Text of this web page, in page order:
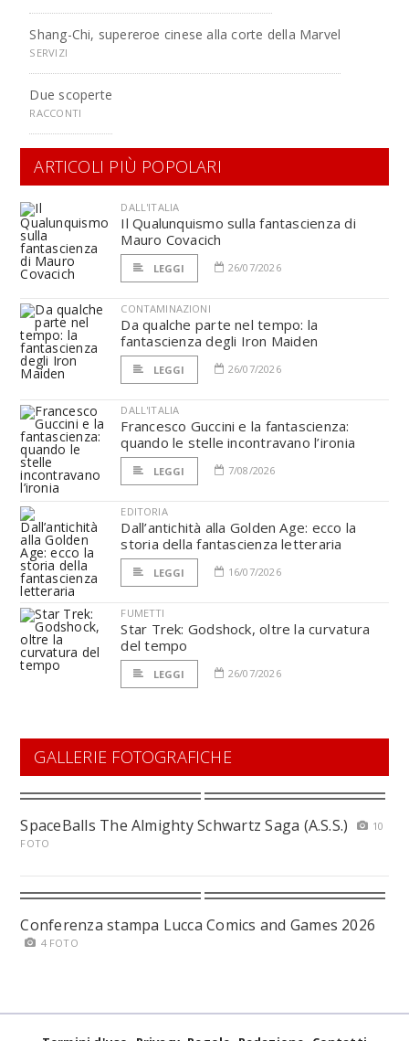
Shang-Chi, supereroe cinese alla corte della Marvel
SERVIZI
Due scoperte
RACCONTI
ARTICOLI PIÙ POPOLARI
DALL'ITALIA
Il Qualunquismo sulla fantascienza di
Mauro Covacich
LEGGI 26/07/2026
CONTAMINAZIONI
Da qualche parte nel tempo: la
fantascienza degli Iron Maiden
LEGGI 26/07/2026
DALL'ITALIA
Francesco Guccini e la fantascienza:
quando le stelle incontravano l’ironia
LEGGI 7/08/2026
EDITORIA
Dall’antichità alla Golden Age: ecco la
storia della fantascienza letteraria
LEGGI 16/07/2026
FUMETTI
Star Trek: Godshock, oltre la curvatura
del tempo
LEGGI 26/07/2026
GALLERIE FOTOGRAFICHE
SpaceBalls The Almighty Schwartz Saga (A.S.S.)
10
FOTO
Conferenza stampa Lucca Comics and Games 2026
4 FOTO